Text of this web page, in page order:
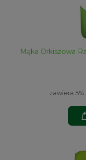
Mąka Orkiszowa
zawiera